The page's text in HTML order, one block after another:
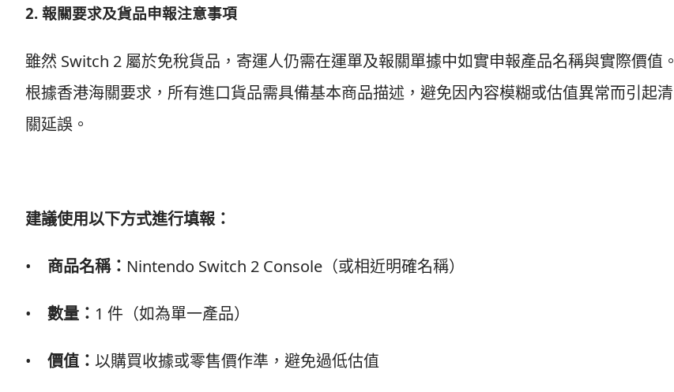
2. 報關要求及貨品申報注意事項
雖然 Switch 2 屬於免稅貨品，寄運人仍需在運單及報關單據中如實申報產品名稱與實際價值。
根據香港海關要求，所有進口貨品需具備基本商品描述，避免因內容模糊或估值異常而引起清
關延誤。
建議使用以下方式進行填報：
• 商品名稱： Nintendo Switch 2 Console（或相近明確名稱）
• 數量： 1 件（如為單一產品）
• 價值： 以購買收據或零售價作準，避免過低估值